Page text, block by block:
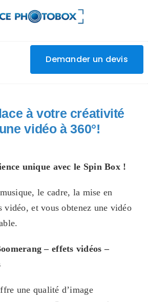
Demander un devis
à votre créativité
vidéo à 360°!
unique avec le Spin Box !
le cadre, la mise en
vidéo, et vous obtenez une vidéo
– effets vidéos –
une qualité d’image